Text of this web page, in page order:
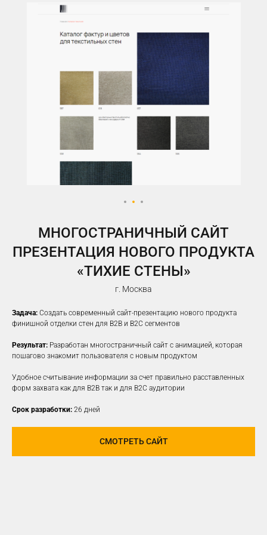
МНОГОСТРАНИЧНЫЙ САЙТ
ПРЕЗЕНТАЦИЯ НОВОГО ПРОДУКТА
«ТИХИЕ СТЕНЫ»
г. Москва
Задача: Создать современный сайт-презентацию нового продукта
финишной отделки стен для B2B и B2C сегментов
Результат: Разработан многостраничный сайт с анимацией, которая
пошагово знакомит пользователя с новым продуктом
Удобное считывание информации за счет правильно расставленных
форм захвата как для B2B так и для B2C аудитории
Срок разработки: 26 дней
СМОТРЕТЬ САЙТ